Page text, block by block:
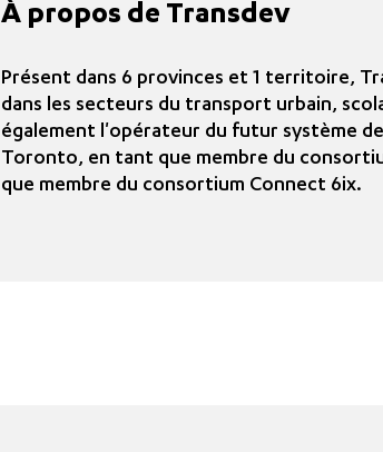
À propos de Transdev
Présent dans 6 provinces et 1 territoire,
dans les secteurs du transport urbain,
également l'opérateur du futur système
Toronto, en tant que membre du
que membre du consortium Connect 6ix.